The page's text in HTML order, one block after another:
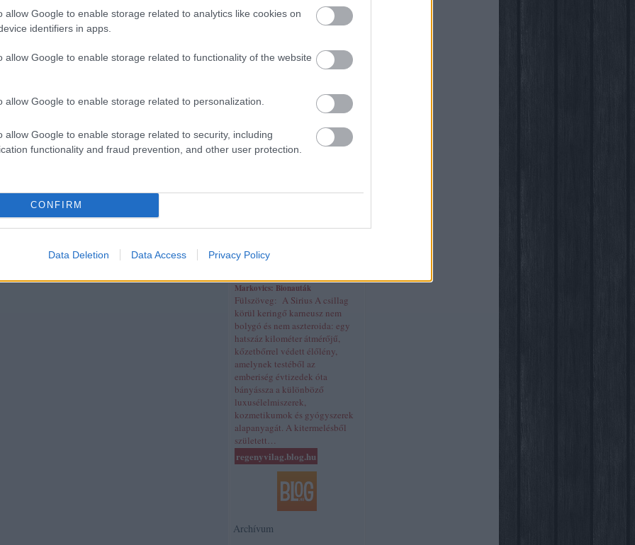
allow Google to enable storage related to analytics like cookies on
identifiers in apps.
allow Google to enable storage related to functionality of the website
allow Google to enable storage related to personalization.
allow Google to enable storage related to security, including
functionality and fraud prevention, and other user protection.
CONFIRM
Data Deletion Data Access Privacy Policy
Müzli
n.
könyvmolyok
Puma
Rita olvas
Sajtosrolo
Markovics: Bionauták
Fülszöveg: A Sirius A csillag
körül keringő karneusz nem
bolygó és nem aszteroida: egy
hatszáz kilométer átmérőjű,
kőzetbőrrel védett élőlény,
amelynek testéből az
emberiség évtizedek óta
bányássza a különböző
luxusélelmiszerek,
kozmetikumok és gyógyszerek
alapanyagát. A kitermelésből
született…
regenyvilag.blog.hu
Archívum